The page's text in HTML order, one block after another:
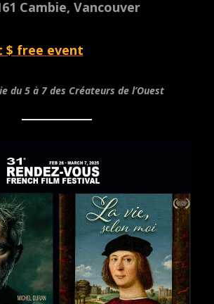
Cambie, Vancouver
$ free event
du 5 à 7 des Créateurs de l’Ouest